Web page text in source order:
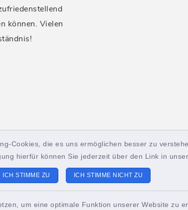
Cookies, die es uns ermöglichen besser zu
hierfür können Sie jederzeit über den Link in
ICH STIMME ZU ICH STIMME NICHT ZU
um eine optimale Funktion unserer Website zu
können. Vielen